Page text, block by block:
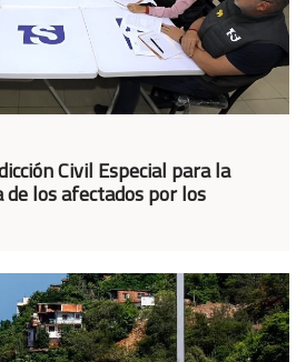
Civil Especial para la
los afectados por los